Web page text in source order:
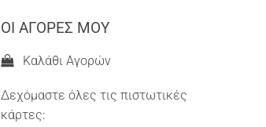
ΟΙ ΑΓΟΡΕΣ ΜΟΥ
Καλάθι Αγορών
Δεχόμαστε όλες τις πιστωτικές
κάρτες: